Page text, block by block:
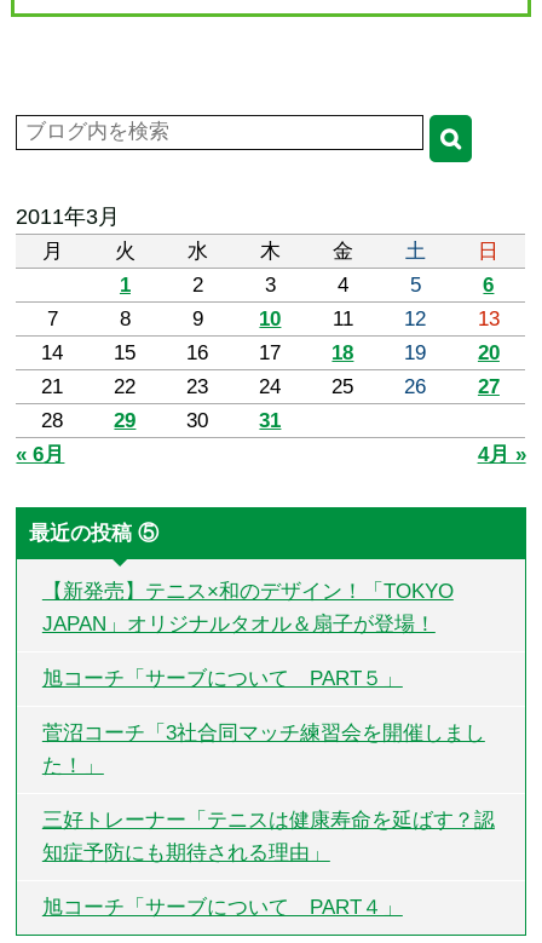
2011年3月
月 火 水 木 金 土
日
1
2 3 4 5
6
7
8 9 10 11 12
13
14
15 16 17 18 19
20
21
22 23 24 25 26
27
28
29 30
31
« 6月
4月 »
最近の投稿 ⑤
【新発売】テニス×和のデザイン！「TOKYO
JAPAN」オリジナルタオル＆扇子が登場！
旭コーチ「サーブについて PART５」
菅沼コーチ「3社合同マッチ練習会を開催しまし
た！」
三好トレーナー「テニスは健康寿命を延ばす？認
知症予防にも期待される理由」
旭コーチ「サーブについて PART４」